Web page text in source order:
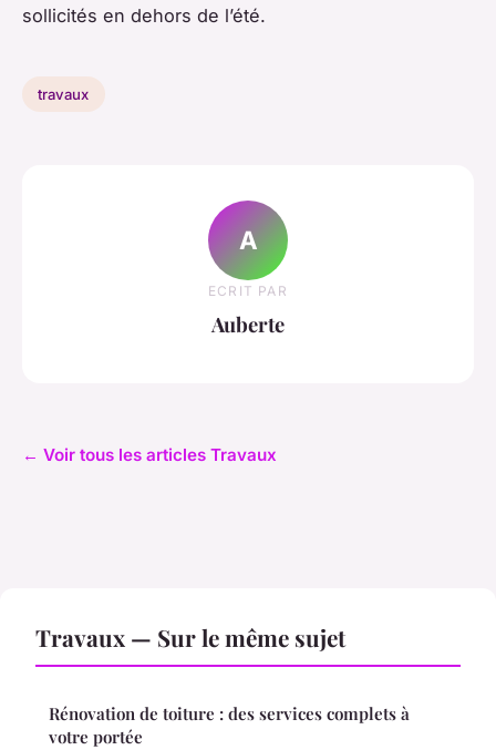
sollicités en dehors de l’été.
travaux
A
ECRIT PAR
Auberte
← Voir tous les articles Travaux
Travaux — Sur le même sujet
Rénovation de toiture : des services complets à
votre portée